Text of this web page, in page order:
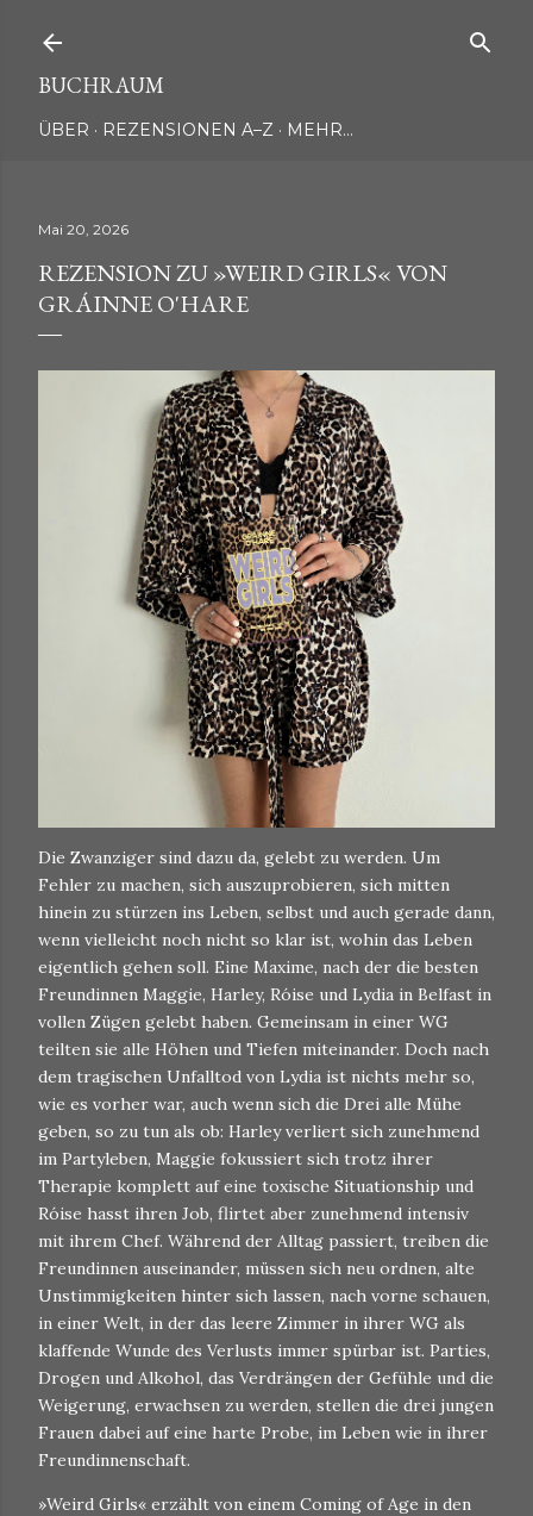
BUCHRAUM
ÜBER REZENSIONEN A–Z MEHR…
Mai 20, 2026
REZENSION ZU »WEIRD GIRLS« VON
GRÁINNE O'HARE
Die Zwanziger sind dazu da, gelebt zu werden. Um
Fehler zu machen, sich auszuprobieren, sich mitten
hinein zu stürzen ins Leben, selbst und auch gerade dann,
wenn vielleicht noch nicht so klar ist, wohin das Leben
eigentlich gehen soll. Eine Maxime, nach der die besten
Freundinnen Maggie, Harley, Róise und Lydia in Belfast in
vollen Zügen gelebt haben. Gemeinsam in einer WG
teilten sie alle Höhen und Tiefen miteinander. Doch nach
dem tragischen Unfalltod von Lydia ist nichts mehr so,
wie es vorher war, auch wenn sich die Drei alle Mühe
geben, so zu tun als ob: Harley verliert sich zunehmend
im Partyleben, Maggie fokussiert sich trotz ihrer
Therapie komplett auf eine toxische Situationship und
Róise hasst ihren Job, flirtet aber zunehmend intensiv
mit ihrem Chef. Während der Alltag passiert, treiben die
Freundinnen auseinander, müssen sich neu ordnen, alte
Unstimmigkeiten hinter sich lassen, nach vorne schauen,
in einer Welt, in der das leere Zimmer in ihrer WG als
klaffende Wunde des Verlusts immer spürbar ist. Parties,
Drogen und Alkohol, das Verdrängen der Gefühle und die
Weigerung, erwachsen zu werden, stellen die drei jungen
Frauen dabei auf eine harte Probe, im Leben wie in ihrer
Freundinnenschaft.
»Weird Girls« erzählt von einem Coming of Age in den